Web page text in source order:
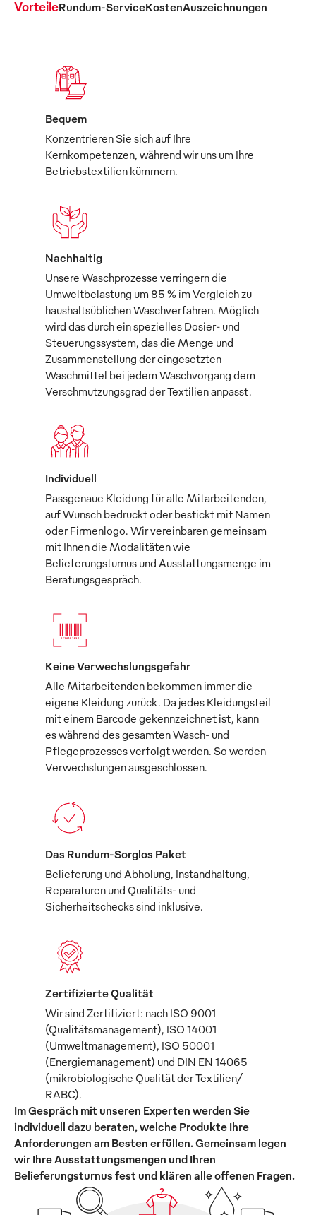
VorteileRundum-ServiceKostenAuszeichnungen
Bequem
Konzentrieren Sie sich auf Ihre
Kernkompetenzen, während wir uns um Ihre
Betriebstextilien kümmern.
Nachhaltig
Unsere Waschprozesse verringern die
Umweltbelastung um 85 % im Vergleich zu
haushaltsüblichen Waschverfahren. Möglich
wird das durch ein spezielles Dosier- und
Steuerungssystem, das die Menge und
Zusammenstellung der eingesetzten
Waschmittel bei jedem Waschvorgang dem
Verschmutzungsgrad der Textilien anpasst.
Individuell
Passgenaue Kleidung für alle Mitarbeitenden,
auf Wunsch bedruckt oder bestickt mit Namen
oder Firmenlogo. Wir vereinbaren gemeinsam
mit Ihnen die Modalitäten wie
Belieferungsturnus und Ausstattungsmenge im
Beratungsgespräch.
Keine Verwechslungsgefahr
Alle Mitarbeitenden bekommen immer die
eigene Kleidung zurück. Da jedes Kleidungsteil
mit einem Barcode gekennzeichnet ist, kann
es während des gesamten Wasch- und
Pflegeprozesses verfolgt werden. So werden
Verwechslungen ausgeschlossen.
Das Rundum-Sorglos Paket
Belieferung und Abholung, Instandhaltung,
Reparaturen und Qualitäts- und
Sicherheitschecks sind inklusive.
Zertifizierte Qualität
Wir sind Zertifiziert: nach ISO 9001
(Qualitätsmanagement), ISO 14001
(Umweltmanagement), ISO 50001
(Energiemanagement) und DIN EN 14065
(mikrobiologische Qualität der Textilien/
RABC).
Im Gespräch mit unseren Experten werden Sie
individuell dazu beraten, welche Produkte Ihre
Anforderungen am Besten erfüllen. Gemeinsam legen
wir Ihre Ausstattungsmengen und Ihren
Belieferungsturnus fest und klären alle offenen Fragen.